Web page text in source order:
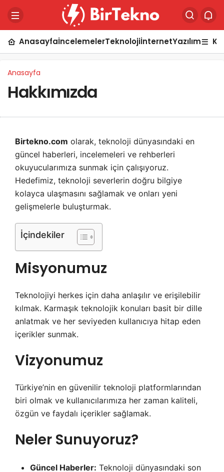
AnasayfaİncelemelerTeknolojiİnternetYazılım
Anasayfa
Hakkımızda
Birtekno.com olarak, teknoloji dünyasındaki en
güncel haberleri, incelemeleri ve rehberleri
okuyucularımıza sunmak için çalışıyoruz.
Hedefimiz, teknoloji severlerin doğru bilgiye
kolayca ulaşmasını sağlamak ve onları yeni
gelişmelerle buluşturmak.
İçindekiler
Misyonumuz
Teknolojiyi herkes için daha anlaşılır ve erişilebilir
kılmak. Karmaşık teknolojik konuları basit bir dille
anlatmak ve her seviyeden kullanıcıya hitap eden
içerikler sunmak.
Vizyonumuz
Türkiye’nin en güvenilir teknoloji platformlarından
biri olmak ve kullanıcılarımıza her zaman kaliteli,
özgün ve faydalı içerikler sağlamak.
Neler Sunuyoruz?
Güncel Haberler: Teknoloji dünyasındaki son